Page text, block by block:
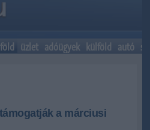
üzlet adóügyek külföld autó
a márciusi